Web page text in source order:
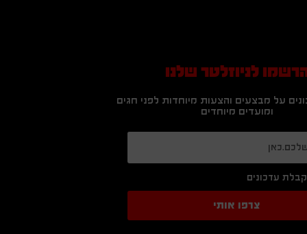
לניוזלטר שלנו
על מבצעים והצעות מיוחדות לפני חגים
ומועדים מיוחדים
עדכונים
צרפו אותי